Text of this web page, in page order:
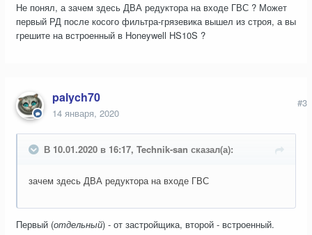
Не понял, а зачем здесь ДВА редуктора на входе ГВС ? Может
первый РД после косого фильтра-грязевика вышел из строя, а вы
грешите на встроенный в Honeywell HS10S ?
palych70
14 января, 2020
#3
В 10.01.2020 в 16:17, Technik-san сказал(а):
зачем здесь ДВА редуктора на входе ГВС
Первый (отдельный) - от застройщика, второй - встроенный.